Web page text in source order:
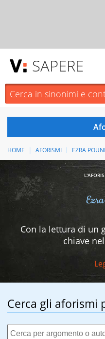
SAPERE
HOME AFORISMI EZRA
Con la lettura di un
chiave
Cerca gli aforismi